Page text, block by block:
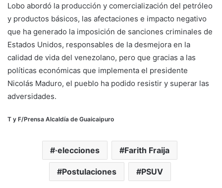
Lobo abordó la producción y comercialización del petróleo
y productos básicos, las afectaciones e impacto negativo
que ha generado la imposición de sanciones criminales de
Estados Unidos, responsables de la desmejora en la
calidad de vida del venezolano, pero que gracias a las
políticas económicas que implementa el presidente
Nicolás Maduro, el pueblo ha podido resistir y superar las
adversidades.
T y F/Prensa Alcaldía de Guaicaipuro
·elecciones Farith Fraija
Postulaciones PSUV